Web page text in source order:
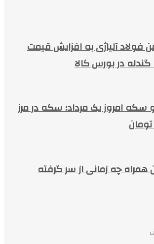
فولاد آلیاژی به افزایش قیمت
در بورس کالا
امروز یک مرداد؛ سکه در مرز
همراه چه زمانی از سر گرفته